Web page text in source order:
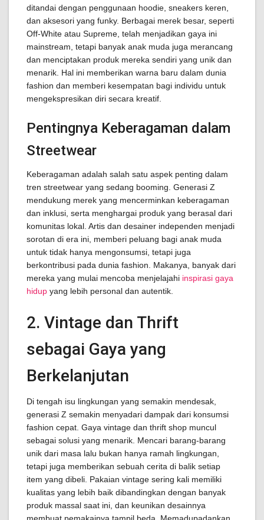
ditandai dengan penggunaan hoodie, sneakers keren,
dan aksesori yang funky. Berbagai merek besar, seperti
Off-White atau Supreme, telah menjadikan gaya ini
mainstream, tetapi banyak anak muda juga merancang
dan menciptakan produk mereka sendiri yang unik dan
menarik. Hal ini memberikan warna baru dalam dunia
fashion dan memberi kesempatan bagi individu untuk
mengekspresikan diri secara kreatif.
Pentingnya Keberagaman dalam
Streetwear
Keberagaman adalah salah satu aspek penting dalam
tren streetwear yang sedang booming. Generasi Z
mendukung merek yang mencerminkan keberagaman
dan inklusi, serta menghargai produk yang berasal dari
komunitas lokal. Artis dan desainer independen menjadi
sorotan di era ini, memberi peluang bagi anak muda
untuk tidak hanya mengonsumsi, tetapi juga
berkontribusi pada dunia fashion. Makanya, banyak dari
mereka yang mulai mencoba menjelajahi inspirasi gaya
hidup yang lebih personal dan autentik.
2. Vintage dan Thrift
sebagai Gaya yang
Berkelanjutan
Di tengah isu lingkungan yang semakin mendesak,
generasi Z semakin menyadari dampak dari konsumsi
fashion cepat. Gaya vintage dan thrift shop muncul
sebagai solusi yang menarik. Mencari barang-barang
unik dari masa lalu bukan hanya ramah lingkungan,
tetapi juga memberikan sebuah cerita di balik setiap
item yang dibeli. Pakaian vintage sering kali memiliki
kualitas yang lebih baik dibandingkan dengan banyak
produk massal saat ini, dan keunikan desainnya